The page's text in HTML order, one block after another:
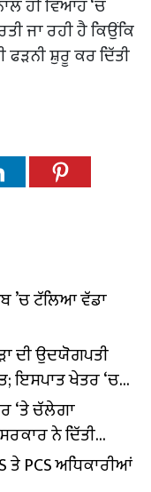
ਹੀ ਵਿਆਹ ‘ਚ
ਜਾ ਰਹੀ ਹੈ ਕਿਉਂਕਿ
ਸ਼ੁਰੂ ਕਰ ਦਿੱਤੀ
’ਚ ਟੱਲਿਆ ਵੱਡਾ
ਦੀ ਉਦਯੋਗਪਤੀ
ਇਸਪਾਤ ਖੇਤਰ ‘ਚ
‘ਤੇ ਚੱਲੇਗਾ
ਨੇ ਦਿੱਤੀ
ਤੇ PCS ਅਧਿਕਾਰੀਆਂ